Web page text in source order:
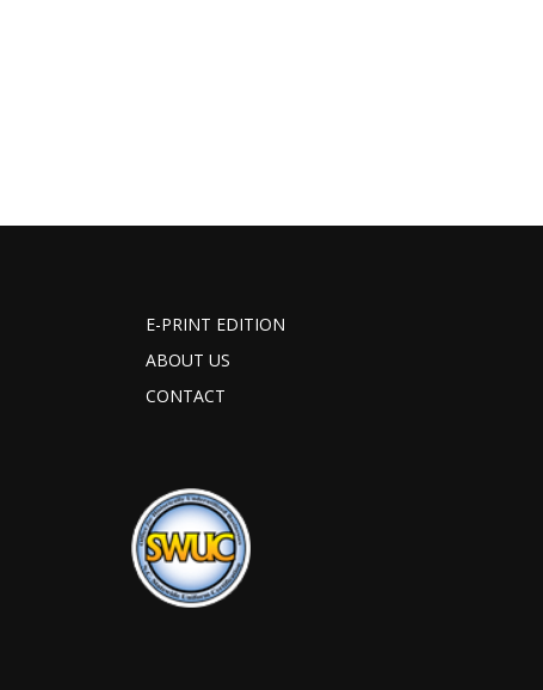
E-PRINT EDITION
ABOUT US
CONTACT